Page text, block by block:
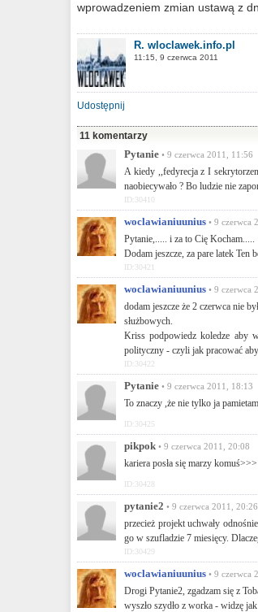
wprowadzeniem zmian ustawą z
R. wloclawek.info.pl
11:15, 9 czerwca 2011
Udostępnij
11 komentarzy
Pytanie • 9 czerwca 2011, 11:56
A kiedy ,,fedyrecja z I
naobiecywało ? Bo ludzie nie
ID:30410
woclawianiuunius • 9 czerwca
Pytanie,..... i za to Cię Kocham.....
Dodam jeszcze, za pare latek Ten
ID:30421
woclawianiuunius • 9 czerwca
dodam jeszcze że 2 czerwca nie
służbowych.
Kriss podpowiedz koledze aby
polityczny - czyli jak pracować
ID:30422
Pytanie • 9 czerwca 2011, 18:13
To znaczy ,że nie tylko ja
ID:30425
pikpok • 9 czerwca 2011, 20:08
kariera posła się marzy komuś>>>
ID:30428
pytanie2 • 9 czerwca 2011, 20:26
przecież projekt uchwały
go w szufladzie 7 miesięcy.
ID:30429
woclawianiuunius • 9 czerwca
Drogi Pytanie2, zgadzam się z
wyszło szydło z worka - widzę